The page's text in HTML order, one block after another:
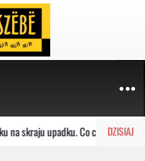
DZISIAJ
na skraju upadku. Co czeka